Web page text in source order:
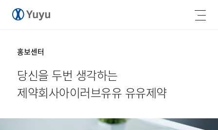
홍보센터
당신을 두번 생각하는
제약회사아이러브유유 유유제약